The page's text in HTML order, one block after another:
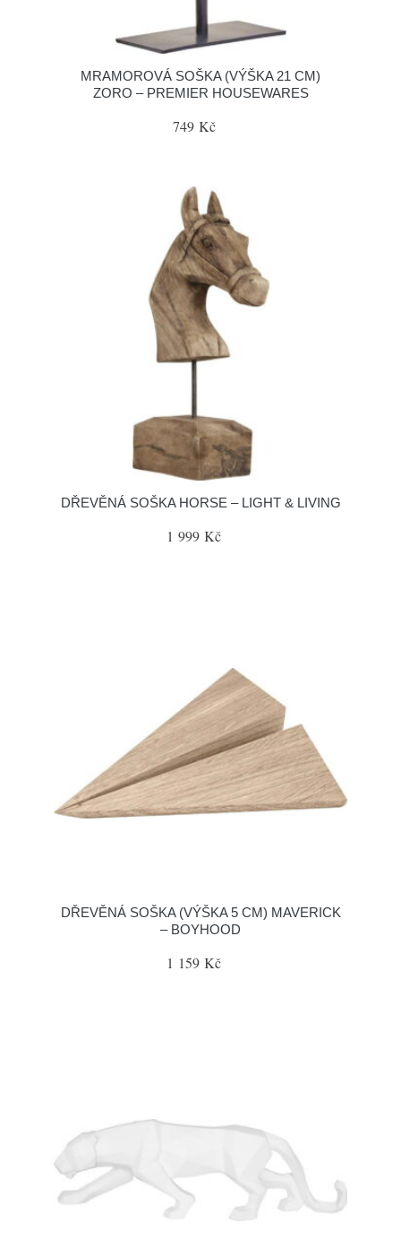
MRAMOROVÁ SOŠKA (VÝŠKA 21 CM)
ZORO – PREMIER HOUSEWARES
749 Kč
DŘEVĚNÁ SOŠKA HORSE – LIGHT & LIVING
1 999 Kč
DŘEVĚNÁ SOŠKA (VÝŠKA 5 CM) MAVERICK
– BOYHOOD
1 159 Kč